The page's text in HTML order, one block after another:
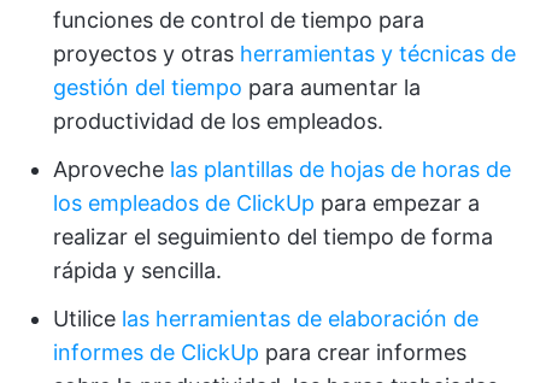
funciones de control de tiempo para
proyectos y otras herramientas y técnicas de
gestión del tiempo para aumentar la
productividad de los empleados.
Aproveche las plantillas de hojas de horas de
los empleados de ClickUp para empezar a
realizar el seguimiento del tiempo de forma
rápida y sencilla.
Utilice las herramientas de elaboración de
informes de ClickUp para crear informes